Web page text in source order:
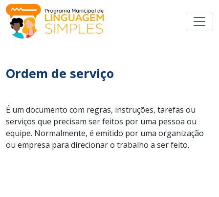
Ordem de serviço
É um documento com regras, instruções, tarefas ou
serviços que precisam ser feitos por uma pessoa ou
equipe. Normalmente, é emitido por uma organização
ou empresa para direcionar o trabalho a ser feito.